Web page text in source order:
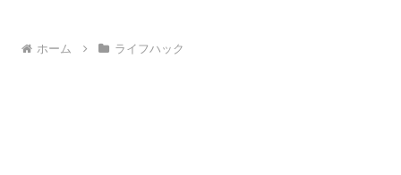
ホーム ライフハック